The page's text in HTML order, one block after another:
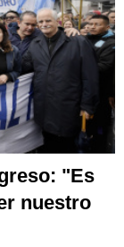
"Es
nuestro